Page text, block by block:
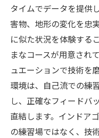
タイムでデータを提供
害物、地形の変化を忠
に似た状況を体験する
まなコースが用意され
ュエーションで技術を
環境は、自己流での練
し、正確なフィードバ
直結します。インドア
の練習場ではなく、技